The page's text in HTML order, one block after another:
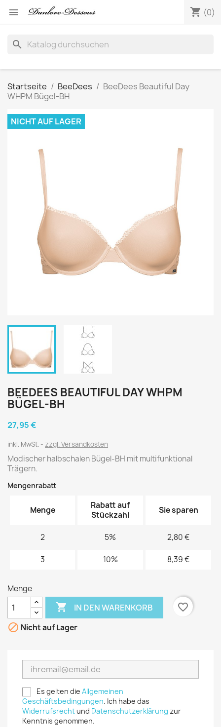
 shopping_cart (0)
search
Startseite BeeDees
BeeDees Beautiful Day
WHPM Bügel-BH
NICHT AUF LAGER
BEEDEES BEAUTIFUL DAY WHPM
BÜGEL-BH
27,95 €
inkl. MwSt. zzgl. Versandkosten
Modischer halbschalen Bügel-BH mit multifunktional
Trägern.
Mengenrabatt
Menge
Rabatt auf
Stückzahl
Sie sparen
2 5% 2,80 €
3 10% 8,39 €
Menge
 IN DEN WARENKORB
favorite_border
 Nicht auf Lager
Es gelten die Allgemeinen
Geschäftsbedingungen. Ich habe das
Widerrufsrechtund Datenschutzerklärung zur
Kenntnis genommen.